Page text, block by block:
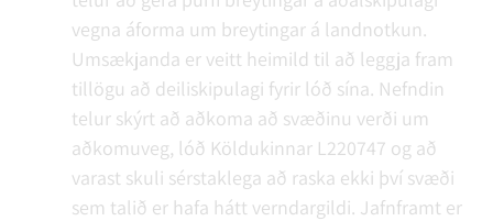
vegna áforma um breytingar á landnotkun.
Umsækjanda er veitt heimild til að leggja fram
tillögu að deiliskipulagi fyrir lóð sína. Nefndin
telur skýrt að aðkoma að svæðinu verði um
aðkomuveg, lóð Köldukinnar L220747 og að
varast skuli sérstaklega að raska ekki því svæði
sem talið er hafa hátt verndargildi. Jafnframt er